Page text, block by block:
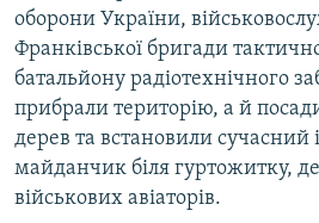
оборони України,
Франківської бригади
батальйону радіотехнічного
прибрали територію, а й
дерев та встановили сучасний
майданчик біля гуртожитку,
військових авіаторів.